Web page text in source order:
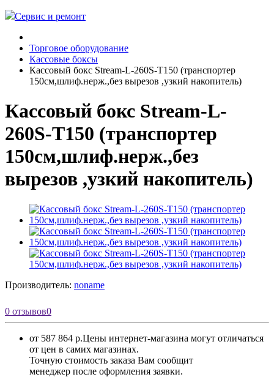
Сервис и ремонт
Торговое оборудование
Кассовые боксы
Кассовый бокс Stream-L-260S-Т150 (транспортер
150см,шлиф.нерж.,без вырезов ,узкий накопитель)
Кассовый бокс Stream-L-
260S-Т150 (транспортер
150см,шлиф.нерж.,без
вырезов ,узкий накопитель)
Производитель: noname
0 отзывов0
от 587 864 р.Цены интернет-магазина могут отличаться
от цен в самих магазинах.
Точную стоимость заказа Вам сообщит
менеджер после оформления заявки.